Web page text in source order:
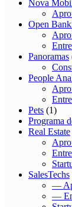
Nova
Open
Panoramas
People
Pets (1)
Programa
Real Estate
SalesTechs
—
—